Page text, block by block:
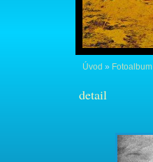
Úvod » Fotoalbum
detail